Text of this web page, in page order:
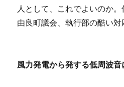
人として、これでよいのか。
由良町議会、執行部の酷い対
風力発電から発する低周波